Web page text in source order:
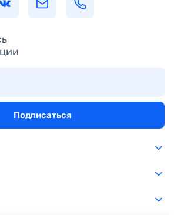
Подписаться